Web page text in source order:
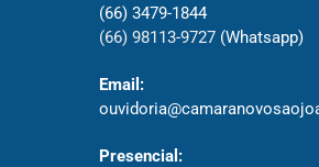
(66) 3479-1844
(66) 98113-9727 (Whatsapp)
Email:
Presencial: